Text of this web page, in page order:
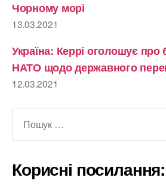
Чорному морі
13.03.2021
Україна: Керрі оголошує про
НАТО щодо державного
12.03.2021
Корисні посилання: